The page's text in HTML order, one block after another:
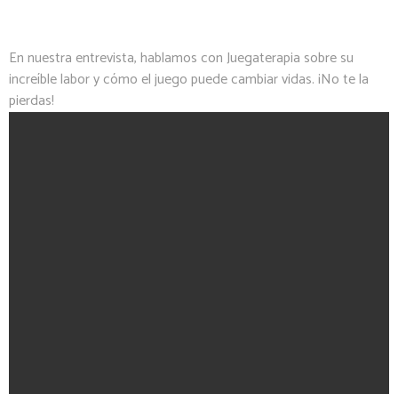
En nuestra entrevista, hablamos con Juegaterapia sobre su
increíble labor y cómo el juego puede cambiar vidas. ¡No te la
pierdas!